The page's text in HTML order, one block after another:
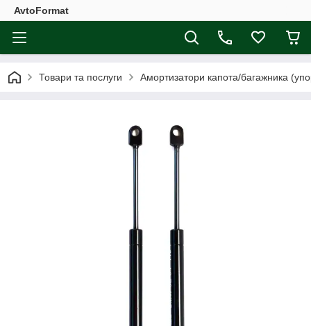
AvtoFormat
Товари та послуги Амортизатори капота/багажника